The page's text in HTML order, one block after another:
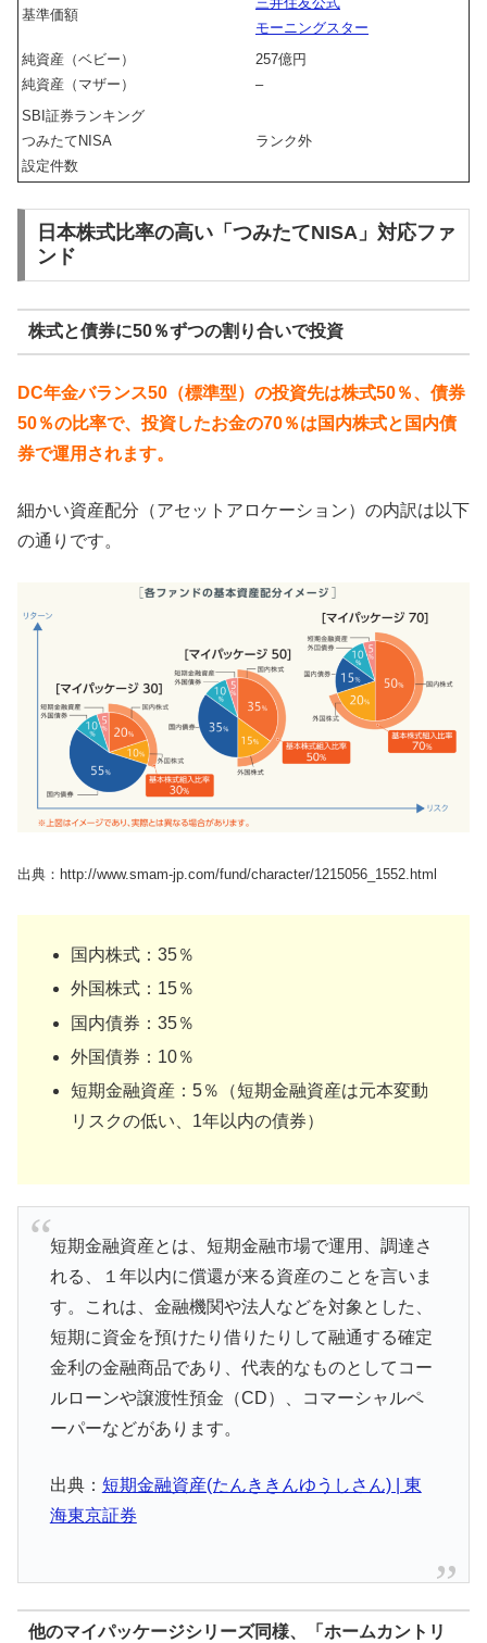
基準価額
モーニングスター
純資産（ベビー）
純資産（マザー）
257億円
–
SBI証券ランキング
つみたてNISA
設定件数
ランク外
日本株式比率の高い「つみたてNISA」対応ファ
ンド
株式と債券に50％ずつの割り合いで投資
DC年金バランス50（標準型）の投資先は株式50％、債券
50％の比率で、投資したお金の70％は国内株式と国内債
券で運用されます。
細かい資産配分（アセットアロケーション）の内訳は以下
の通りです。
出典：http://www.smam-jp.com/fund/character/1215056_1552.html
国内株式：35％
外国株式：15％
国内債券：35％
外国債券：10％
短期金融資産：5％（短期金融資産は元本変動
リスクの低い、1年以内の債券）
短期金融資産とは、短期金融市場で運用、調達さ
れる、１年以内に償還が来る資産のことを言いま
す。これは、金融機関や法人などを対象とした、
短期に資金を預けたり借りたりして融通する確定
金利の金融商品であり、代表的なものとしてコー
ルローンや譲渡性預金（CD）、コマーシャルペ
ーパーなどがあります。
出典： 短期金融資産(たんききんゆうしさん) | 東
海東京証券
他のマイパッケージシリーズ同様、「ホームカントリ